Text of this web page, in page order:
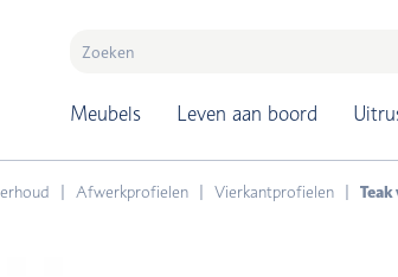
Meubels Leven aan boord
Afwerkprofielen Vierkantprofielen